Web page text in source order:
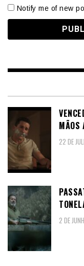
Notify me of new
MÃOS
22 DE
2 DE